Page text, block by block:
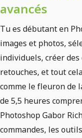
avancés
Tu es débutant en
images et photos,
individuels, créer
retouches, et tout
comme le fleuron de
de 5,5 heures
Photoshop Gabor
commandes, les